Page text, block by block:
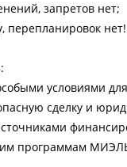
запретов нет;
перепланировок нет!
условиями
сделку и
программам